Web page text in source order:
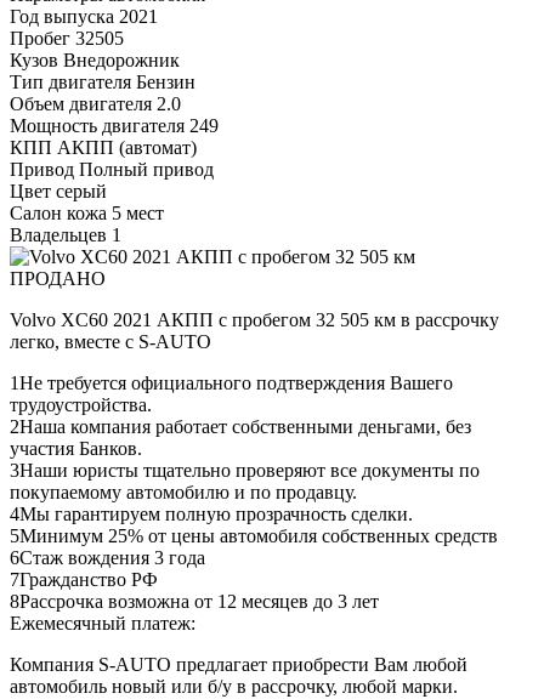
Год выпуска 2021
Пробег 32505
Кузов Внедорожник
Тип двигателя Бензин
Объем двигателя 2.0
Мощность двигателя 249
КПП АКПП (автомат)
Привод Полный привод
Цвет серый
Салон кожа 5 мест
Владельцев 1
ПРОДАНО
Volvo XC60 2021 АКПП с пробегом 32 505 км в рассрочку
легко, вместе с S-AUTO
1Не требуется официального подтверждения Вашего
трудоустройства.
2Наша компания работает собственными деньгами, без
участия Банков.
3Наши юристы тщательно проверяют все документы по
покупаемому автомобилю и по продавцу.
4Мы гарантируем полную прозрачность сделки.
5Минимум 25% от цены автомобиля собственных средств
6Стаж вождения 3 года
7Гражданство РФ
8Рассрочка возможна от 12 месяцев до 3 лет
Ежемесячный платеж:
Компания S-AUTO предлагает приобрести Вам любой
автомобиль новый или б/у в рассрочку, любой марки.